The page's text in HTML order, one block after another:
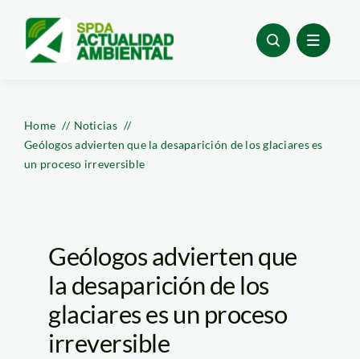
content
Home
Noticias
Geólogos advierten que la desaparición de los glaciares es
un proceso irreversible
Geólogos advierten que
la desaparición de los
glaciares es un proceso
irreversible